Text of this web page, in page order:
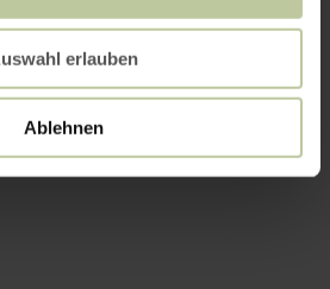
erlauben
Ablehnen